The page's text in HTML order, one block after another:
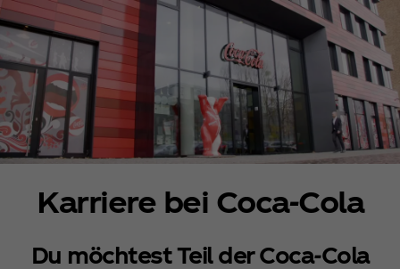
Karriere bei Coca‑Cola
Du möchtest Teil der Coca‑Cola